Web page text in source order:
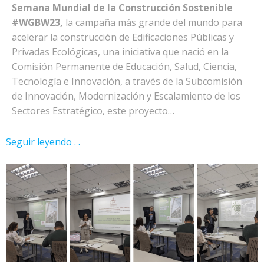
Semana Mundial de la Construcción Sostenible
#WGBW23, la campaña más grande del mundo para
acelerar la construcción de Edificaciones Públicas y
Privadas Ecológicas, una iniciativa que nació en la
Comisión Permanente de Educación, Salud, Ciencia,
Tecnología e Innovación, a través de la Subcomisión
de Innovación, Modernización y Escalamiento de los
Sectores Estratégico, este proyecto…
Seguir leyendo . .